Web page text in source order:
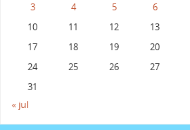
3
4 5 6
10
11 12 13
17
18 19 20
24
25 26 27
31
« jul